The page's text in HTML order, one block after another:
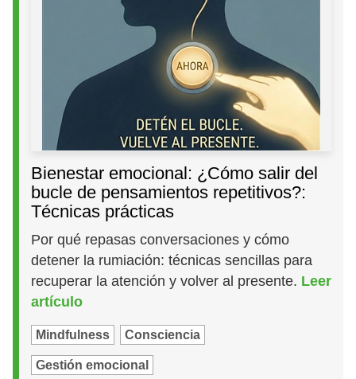
Bienestar emocional: ¿Cómo salir del
bucle de pensamientos repetitivos?:
Técnicas prácticas
Por qué repasas conversaciones y cómo
detener la rumiación: técnicas sencillas para
recuperar la atención y volver al presente. Leer
artículo
Mindfulness Consciencia
Gestión emocional